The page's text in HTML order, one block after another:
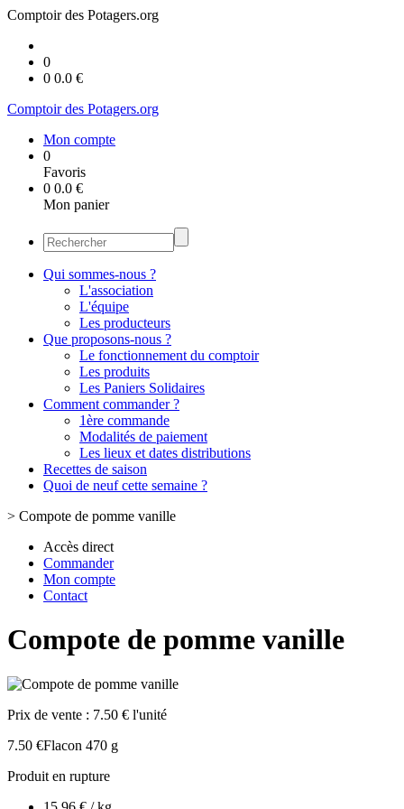
Comptoir des Potagers.org
0
0 0.0 €
Comptoir des Potagers.org
Mon compte
0
Favoris
0 0.0 €
Mon panier
Qui sommes-nous ?
L'association
L'équipe
Les producteurs
Que proposons-nous ?
Le fonctionnement du comptoir
Les produits
Les Paniers Solidaires
Comment commander ?
1ère commande
Modalités de paiement
Les lieux et dates distributions
Recettes de saison
Quoi de neuf cette semaine ?
> Compote de pomme vanille
Accès direct
Commander
Mon compte
Contact
Compote de pomme vanille
Prix de vente : 7.50 € l'unité
7.50 €Flacon 470 g
Produit en rupture